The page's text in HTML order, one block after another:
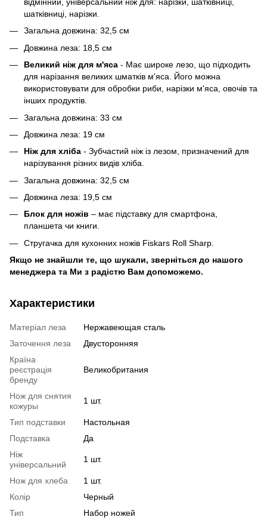
шатківниці, нарізки.
Загальна довжина: 32,5 см
Довжина леза: 18,5 см
Великий ніж для м'яса - Має широке лезо, що підходить
для нарізання великих шматків м'яса. Його можна
використовувати для обробки риби, нарізки м'яса, овочів та
інших продуктів.
Загальна довжина: 33 см
Довжина леза: 19 см
Ніж для хліба - Зубчастий ніж із лезом, призначений для
нарізування різних видів хліба.
Загальна довжина: 32,5 см
Довжина леза: 19,5 см
Блок для ножів – має підставку для смартфона,
планшета чи книги.
Стругачка для кухонних ножів Fiskars Roll Sharp.
Якщо не знайшли те, що шукали, зверніться до нашого
менеджера та Ми з радістю Вам допоможемо.
Характеристики
Матеріал леза
Нержавеющая сталь
Заточення леза
Двусторонняя
Країна
реєстрація
бренду
Великобритания
Нож для снятия
кожуры
1 шт.
Тип подставки
Настольная
Подставка
Да
Ніж
універсальний
1 шт.
Нож для хлеба
1 шт.
Колір
Черный
Тип
Набор ножей